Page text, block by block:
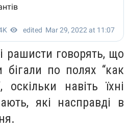
рашисти говорять, що
бігали по полях “как
навіть їхні
які насправді в